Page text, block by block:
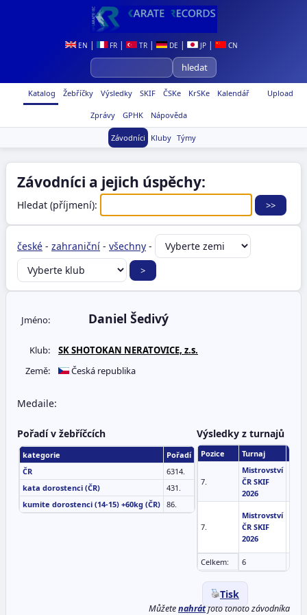
EN | FR | TR | DE | JP | CN
Upload
Katalog Žebříčky Výsledky SKIF ČSKe KrSKe Kalendář
Zprávy GPHK Nápověda
Závodníci Kluby Týmy
Závodníci a jejich úspěchy:
Hledat (příjmení):
české - zahraniční - všechny -
Jméno: Daniel Šedivý
Klub:
SK SHOTOKAN NERATOVICE, z.s.
Země:
Česká republika
Medaile:
Pořadí v žebříčcích
kategorie
Pořadí
ČR
6314.
kata dorostenci (ČR)
431.
kumite dorostenci (14-15) +60kg (ČR) 86.
Výsledky z turnajů
Pozice Turnaj
7.
Mistrovství
ČR SKIF
2026
7.
Mistrovství
ČR SKIF
2026
Celkem:
6
Tisk
Můžetenahrátfoto tohoto závodníka